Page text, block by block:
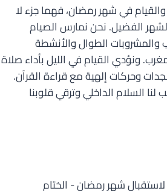
في شهر رمضان، فهما جزء لا
الفضيل. نحن نمارس الصيام
والمشروبات الطوال والأنشطة
ونؤدي القيام في الليل بأداء صلاة
وحركات إلهية مع قراءة القرآن.
السلام الداخلي وترقي قلوبنا